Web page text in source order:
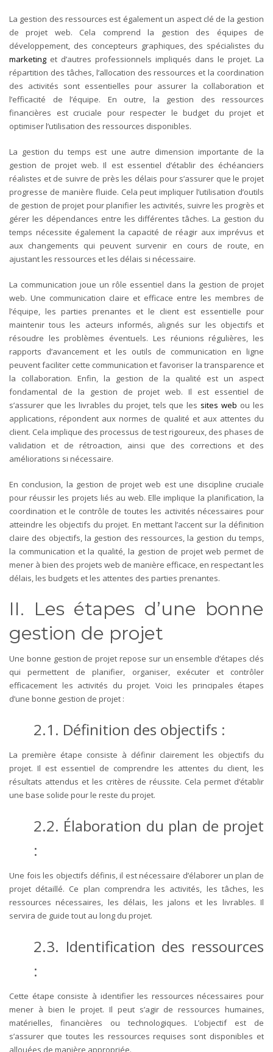
La gestion des ressources est également un aspect clé de la gestion
de projet web. Cela comprend la gestion des équipes de
développement, des concepteurs graphiques, des spécialistes du
marketing et d’autres professionnels impliqués dans le projet. La
répartition des tâches, l’allocation des ressources et la coordination
des activités sont essentielles pour assurer la collaboration et
l’efficacité de l’équipe. En outre, la gestion des ressources
financières est cruciale pour respecter le budget du projet et
optimiser l’utilisation des ressources disponibles.
La gestion du temps est une autre dimension importante de la
gestion de projet web. Il est essentiel d’établir des échéanciers
réalistes et de suivre de près les délais pour s’assurer que le projet
progresse de manière fluide. Cela peut impliquer l’utilisation d’outils
de gestion de projet pour planifier les activités, suivre les progrès et
gérer les dépendances entre les différentes tâches. La gestion du
temps nécessite également la capacité de réagir aux imprévus et
aux changements qui peuvent survenir en cours de route, en
ajustant les ressources et les délais si nécessaire.
La communication joue un rôle essentiel dans la gestion de projet
web. Une communication claire et efficace entre les membres de
l’équipe, les parties prenantes et le client est essentielle pour
maintenir tous les acteurs informés, alignés sur les objectifs et
résoudre les problèmes éventuels. Les réunions régulières, les
rapports d’avancement et les outils de communication en ligne
peuvent faciliter cette communication et favoriser la transparence et
la collaboration. Enfin, la gestion de la qualité est un aspect
fondamental de la gestion de projet web. Il est essentiel de
s’assurer que les livrables du projet, tels que les sites web ou les
applications, répondent aux normes de qualité et aux attentes du
client. Cela implique des processus de test rigoureux, des phases de
validation et de rétroaction, ainsi que des corrections et des
améliorations si nécessaire.
En conclusion, la gestion de projet web est une discipline cruciale
pour réussir les projets liés au web. Elle implique la planification, la
coordination et le contrôle de toutes les activités nécessaires pour
atteindre les objectifs du projet. En mettant l’accent sur la définition
claire des objectifs, la gestion des ressources, la gestion du temps,
la communication et la qualité, la gestion de projet web permet de
mener à bien des projets web de manière efficace, en respectant les
délais, les budgets et les attentes des parties prenantes.
II. Les étapes d’une bonne
gestion de projet
Une bonne gestion de projet repose sur un ensemble d’étapes clés
qui permettent de planifier, organiser, exécuter et contrôler
efficacement les activités du projet. Voici les principales étapes
d’une bonne gestion de projet :
2.1. Définition des objectifs :
La première étape consiste à définir clairement les objectifs du
projet. Il est essentiel de comprendre les attentes du client, les
résultats attendus et les critères de réussite. Cela permet d’établir
une base solide pour le reste du projet.
2.2. Élaboration du plan de projet
:
Une fois les objectifs définis, il est nécessaire d’élaborer un plan de
projet détaillé. Ce plan comprendra les activités, les tâches, les
ressources nécessaires, les délais, les jalons et les livrables. Il
servira de guide tout au long du projet.
2.3. Identification des ressources
:
Cette étape consiste à identifier les ressources nécessaires pour
mener à bien le projet. Il peut s’agir de ressources humaines,
matérielles, financières ou technologiques. L’objectif est de
s’assurer que toutes les ressources requises sont disponibles et
allouées de manière appropriée.